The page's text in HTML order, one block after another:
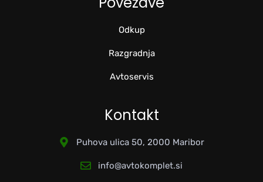
Odkup
Razgradnja
Avtoservis
Kontakt
Puhova ulica 50, 2000 Maribor
info@avtokomplet.si